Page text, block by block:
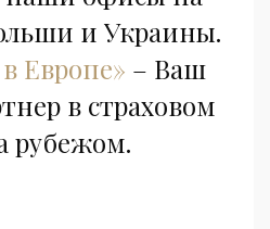
и Украины.
Европе» – Ваш
в страховом
рубежом.